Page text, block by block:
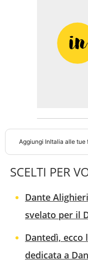
Aggiungi InItalia alle tue
SCELTI PER
Dante
svelato per il
Dantedì, ecco
dedicata a